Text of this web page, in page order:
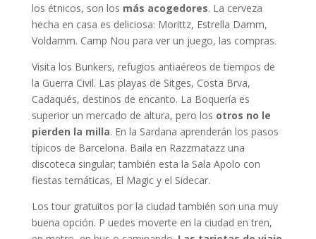
los étnicos, son los más acogedores. La cerveza
hecha en casa es deliciosa: Morittz, Estrella Damm,
Voldamm. Camp Nou para ver un juego, las compras.
Visita los Bunkers, refugios antiaéreos de tiempos de
la Guerra Civil. Las playas de Sitges, Costa Brva,
Cadaqués, destinos de encanto. La Boquería es
superior un mercado de altura, pero los otros no le
pierden la milla. En la Sardana aprenderán los pasos
típicos de Barcelona. Baila en Razzmatazz una
discoteca singular; también esta la Sala Apolo con
fiestas temáticas, El Magic y el Sidecar.
Los tour gratuitos por la ciudad también son una muy
buena opción. P uedes moverte en la ciudad en tren,